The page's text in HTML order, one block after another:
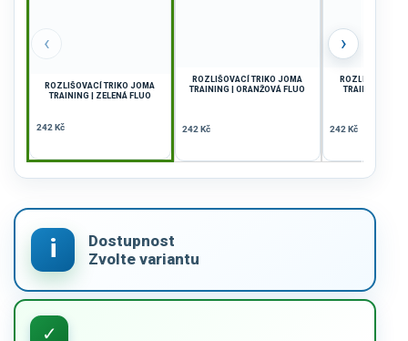
‹
ROZLIŠOVACÍ TRIKO JOMA
TRAINING | ZELENÁ FLUO
242 Kč
ROZLIŠOVACÍ TRIKO JOMA
TRAINING | ORANŽOVÁ FLUO
242 Kč
ROZLIŠOVACÍ
TRAINING |
242 Kč
›